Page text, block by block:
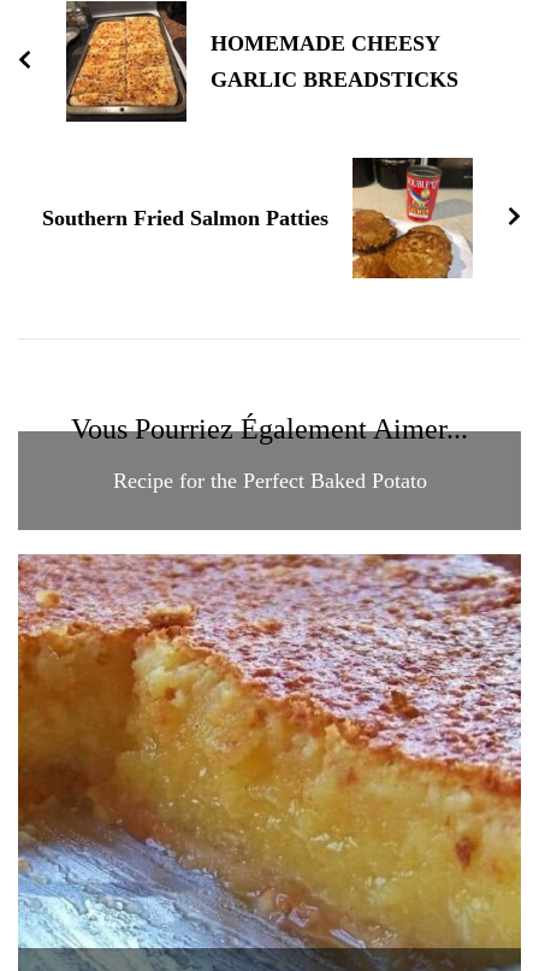
HOMEMADE CHEESY
GARLIC BREADSTICKS
Southern Fried Salmon Patties
Vous Pourriez Également Aimer...
Recipe for the Perfect Baked Potato